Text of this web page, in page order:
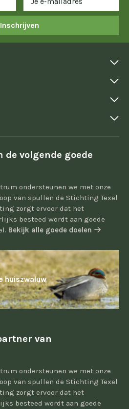
Inschrijven
volgende goede
ondersteunen we met onze
van spullen de Stichting Texel
zorgt ervoor dat het
besteed wordt aan goede
Bekijk alle goede doelen
huiszwaluw
van
ondersteunen we met onze
van spullen de Stichting Texel
zorgt ervoor dat het
besteed wordt aan goede